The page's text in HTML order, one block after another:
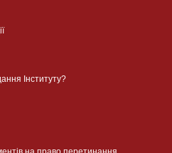
Інституту?